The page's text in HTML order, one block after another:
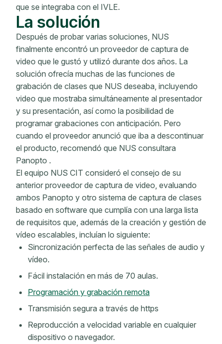
que se integraba con el IVLE.
La solución
Después de probar varias soluciones, NUS
finalmente encontró un proveedor de captura de
video que le gustó y utilizó durante dos años. La
solución ofrecía muchas de las funciones de
grabación de clases que NUS deseaba, incluyendo
video que mostraba simultáneamente al presentador
y su presentación, así como la posibilidad de
programar grabaciones con anticipación. Pero
cuando el proveedor anunció que iba a descontinuar
el producto, recomendó que NUS consultara
Panopto .
El equipo NUS CIT consideró el consejo de su
anterior proveedor de captura de video, evaluando
ambos Panopto y otro sistema de captura de clases
basado en software que cumplía con una larga lista
de requisitos que, además de la creación y gestión de
vídeo escalables, incluían lo siguiente:
Sincronización perfecta de las señales de audio y
vídeo.
Fácil instalación en más de 70 aulas.
Programación y grabación remota
Transmisión segura a través de https
Reproducción a velocidad variable en cualquier
dispositivo o navegador.